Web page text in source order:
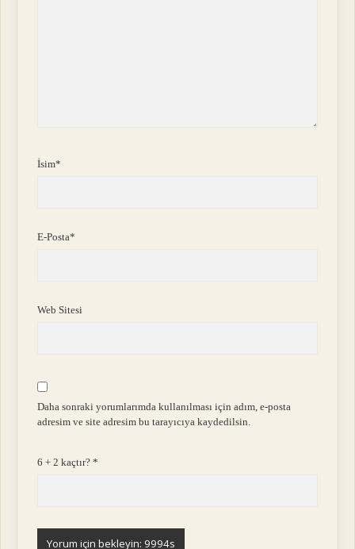
İsim*
E-Posta*
Web Sitesi
Daha sonraki yorumlarımda kullanılması için adım, e-posta
adresim ve site adresim bu tarayıcıya kaydedilsin.
6 + 2 kaçtır?*